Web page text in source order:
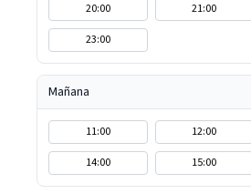
20:00 21:00
23:00
Mañana
11:00 12:00
14:00
15:00